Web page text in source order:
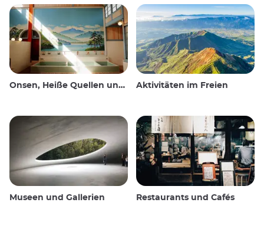
Onsen, Heiße Quellen und öffentliche Bäder Aktivitäten im Freien
Museen und Gallerien Restaurants und Cafés